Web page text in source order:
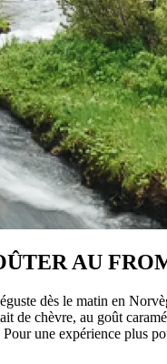
AU
dès le matin en
de chèvre, au goût
une expérience plus